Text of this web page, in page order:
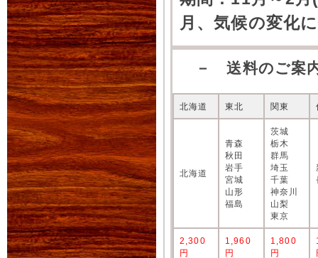
月、気候の変化
－ 送料のご案
北海道 東北 関東
北海道
青森
秋田
岩手
宮城
山形
福島
茨城
栃木
群馬
埼玉
千葉
神奈川
山梨
東京
2,300
円
1,960
円
1,800
円